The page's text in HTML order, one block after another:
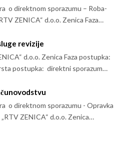
o direktnom sporazumu – Roba-
ZENICA“ d.o.o. Zenica Faza…
revizije
d.o.o. Zenica Faza postupka:
postupka: direktni sporazum…
o direktnom sporazumu - Opravka
ZENICA“ d.o.o. Zenica…